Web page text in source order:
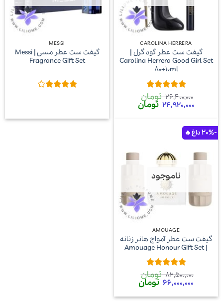
CAROLINA HERRERA
گیفت ست عطر گود گرل |
Carolina Herrera Good Girl Set
80+10ml
امتیاز5از
5
26,400,000 تومان
قیمت
اصلی
24,920,000 تومان
24,920,000 تومان
MESSI
گیفت ست عطر مسی | Messi
Fragrance Gift Set
-20%
ناموجود
AMOUAGE
گیفت ست عطر آمواج هانر زنانه
| Amouage Honour Gift Set
امتیاز5از
5
82,500,000 تومان
قیمت
اصلی
82,500,000 تومان
بود.
66,000,000 تومان
است.